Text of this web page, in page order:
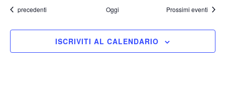
Eventi
precedenti Oggi Prossimi eventi
ISCRIVITI AL CALENDARIO